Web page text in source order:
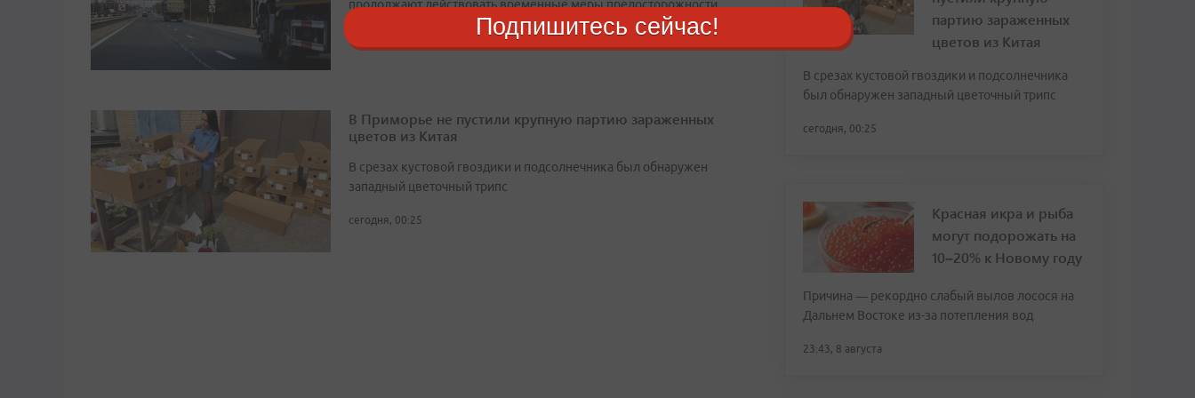
продолжают действовать временные меры предосторожности
В Приморье не пустили крупную партию зараженных
цветов из Китая
В срезах кустовой гвоздики и подсолнечника был обнаружен
западный цветочный трипс
сегодня, 00:25
партию зараженных
цветов из Китая
В срезах кустовой гвоздики и подсолнечника
был обнаружен западный цветочный трипс
сегодня, 00:25
Красная икра и рыба
могут подорожать на
10–20% к Новому году
Причина — рекордно слабый вылов лосося на
Дальнем Востоке из-за потепления вод
23:43, 8 августа
Подпишитесь сейчас!